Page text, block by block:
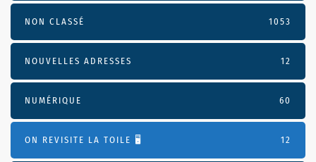
NON CLASSÉ 1053
NOUVELLES ADRESSES 12
NUMÉRIQUE 60
ON REVISITE LA TOILE 🖥️ 12